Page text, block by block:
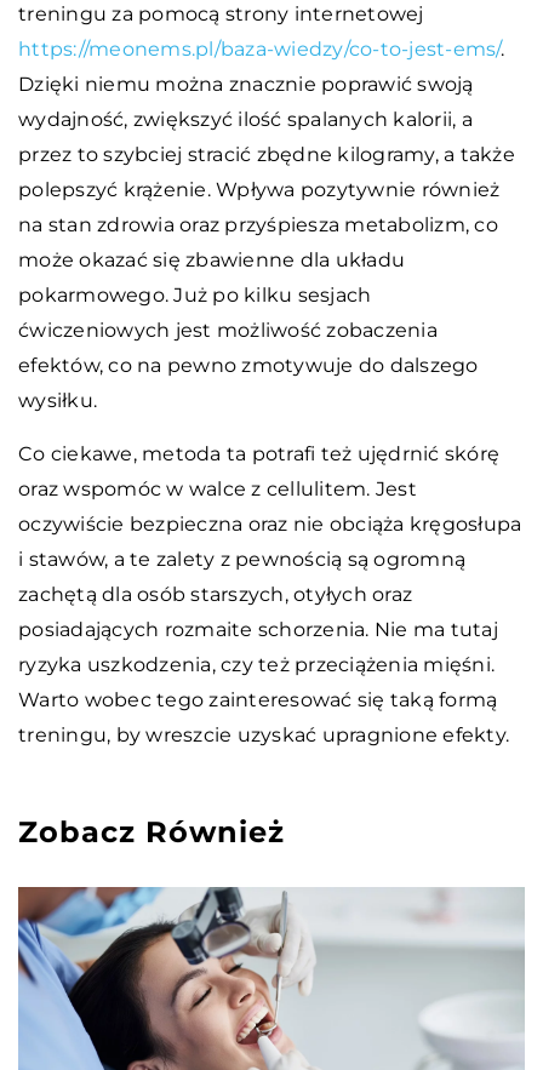
treningu za pomocą strony internetowej
https://meonems.pl/baza-wiedzy/co-to-jest-ems/.
Dzięki niemu można znacznie poprawić swoją
wydajność, zwiększyć ilość spalanych kalorii, a
przez to szybciej stracić zbędne kilogramy, a także
polepszyć krążenie. Wpływa pozytywnie również
na stan zdrowia oraz przyśpiesza metabolizm, co
może okazać się zbawienne dla układu
pokarmowego. Już po kilku sesjach
ćwiczeniowych jest możliwość zobaczenia
efektów, co na pewno zmotywuje do dalszego
wysiłku.
Co ciekawe, metoda ta potrafi też ujędrnić skórę
oraz wspomóc w walce z cellulitem. Jest
oczywiście bezpieczna oraz nie obciąża kręgosłupa
i stawów, a te zalety z pewnością są ogromną
zachętą dla osób starszych, otyłych oraz
posiadających rozmaite schorzenia. Nie ma tutaj
ryzyka uszkodzenia, czy też przeciążenia mięśni.
Warto wobec tego zainteresować się taką formą
treningu, by wreszcie uzyskać upragnione efekty.
Zobacz Również